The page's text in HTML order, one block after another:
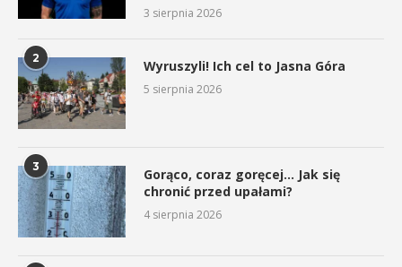
3 sierpnia 2026
2 Wyruszyli! Ich cel to Jasna Góra
5 sierpnia 2026
3
Gorąco, coraz goręcej… Jak się
chronić przed upałami?
4 sierpnia 2026